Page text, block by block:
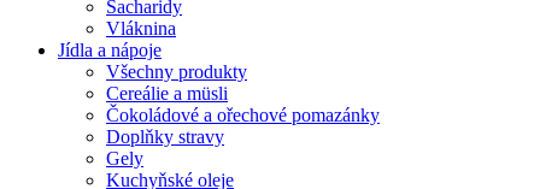
Sacharidy
Vláknina
Jídla a nápoje
Všechny produkty
Cereálie a müsli
Čokoládové a ořechové pomazánky
Doplňky stravy
Gely
Kuchyňské oleje